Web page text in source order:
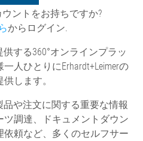
ントをお持ちですか?
からログイン.
供する360°オンラインプラッ
人ひとりにErhardt+Leimerの
します。
品や注文に関する重要な情報
調達、ドキュメントダウン
依頼など、多くのセルフサー